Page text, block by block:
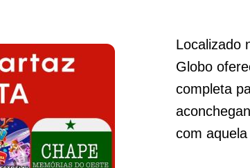
Localizado
Globo
completa
com